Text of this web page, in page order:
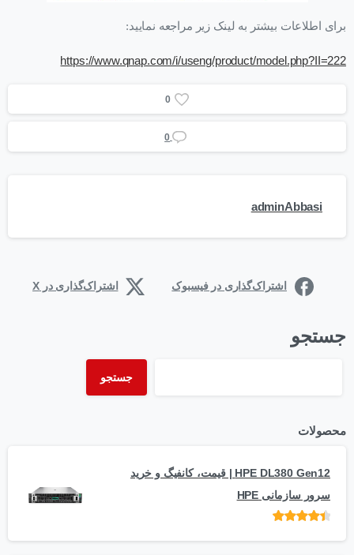
برای اطلاعات بیشتر به لینک زیر مراجعه نمایید:
https://www.qnap.com/i/useng/product/model.php?II=222
0
0
adminAbbasi
اشتراک‌گذاری در فیسبوک اشتراک‌گذاری در X
جستجو
جستجو
محصولات
HPE DL380 Gen12 | قیمت، کانفیگ و خرید
سرور سازمانی HPE